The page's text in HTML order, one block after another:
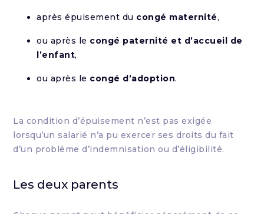
après épuisement du congé maternité,
ou après le congé paternité et d’accueil de
l’enfant,
ou après le congé d’adoption.
La condition d’épuisement n’est pas exigée
lorsqu’un salarié n’a pu exercer ses droits du fait
d’un problème d’indemnisation ou d’éligibilité.
Les deux parents